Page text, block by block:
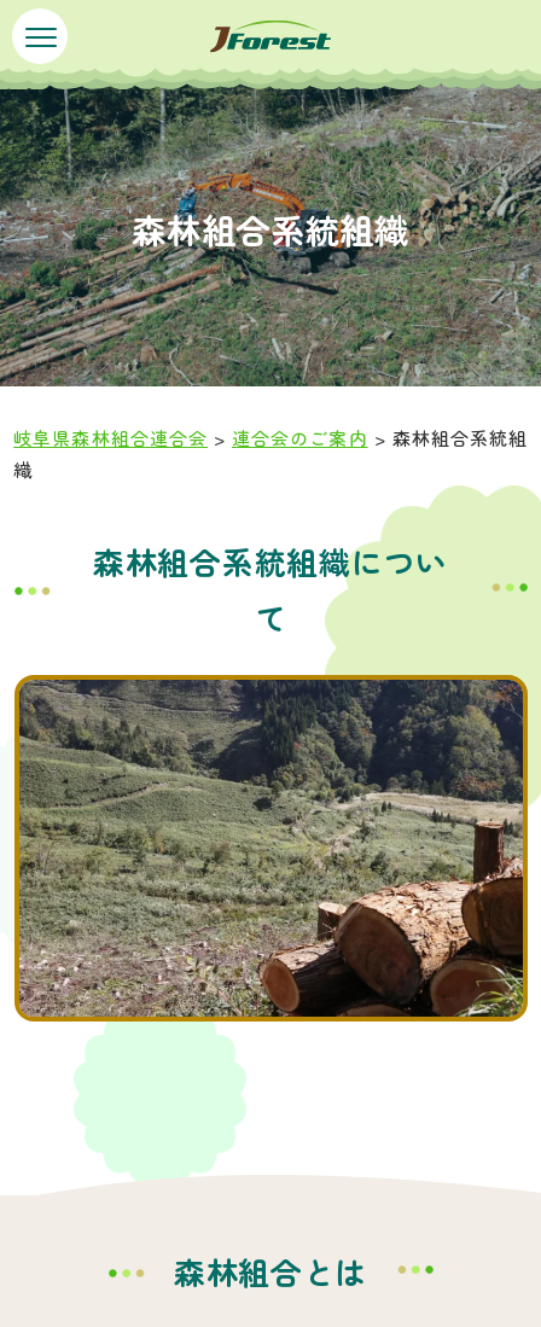
ペ
ー
ジ
の
先
頭
で
す
。
メ
ニ
ュ
ー
を
飛
ば
し
て
本
文
へ
森林組合系統組織
岐阜県森林組合連合会 > 連合会のご案内 > 森林組合系統組
織
森林組合系統組織につい
て
森林組合とは